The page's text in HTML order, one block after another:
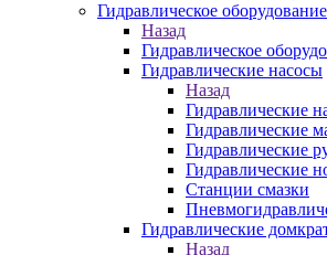
Гидравлическое оборудование
Назад
Гидравлическое
Гидравлические насосы
Назад
Гидравлические
Гидравлические
Гидравлические
Гидравлические
Станции смазки
Гидравлические
Назад